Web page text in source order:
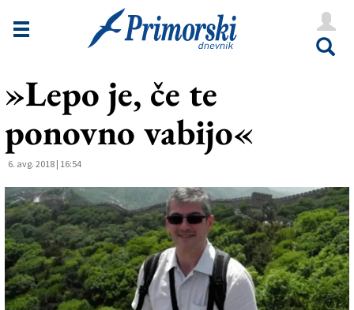
Novice
Goriška
Šport
Še
Vreme
V Kioskih
»Lepo je, če te
ponovno vabijo«
6. avg. 2018 | 16:54